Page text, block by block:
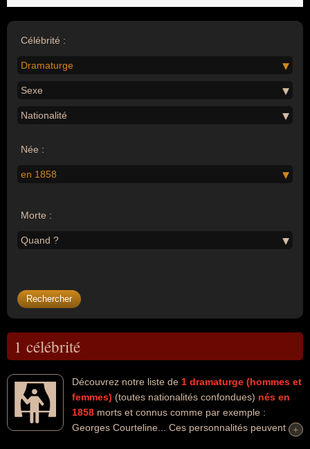
Célébrité :
Dramaturge
Sexe
Nationalité
Née :
en 1858
Morte :
Quand ?
1 célébrité
Découvrez notre liste de 1 dramaturge (hommes et
femmes) (toutes nationalités confondues) nés en
1858 morts et connus comme par exemple :
Georges Courteline... Ces personnalités peuvent
+
+